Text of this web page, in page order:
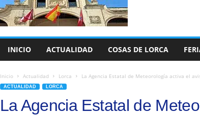
INICIO ACTUALIDAD COSAS DE LORCA
Inicio Actualidad Lorca La Agencia Estatal de Meteorología activa el
ACTUALIDAD LORCA
La Agencia Estatal de